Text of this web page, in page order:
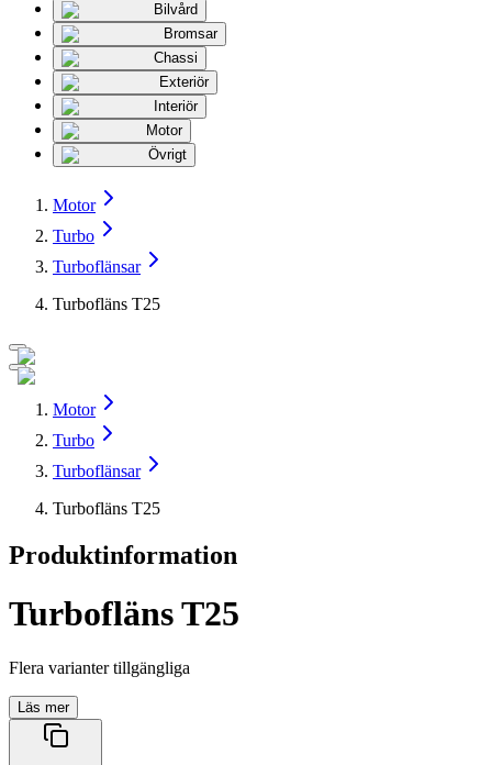
Bilvård
Bromsar
Chassi
Exteriör
Interiör
Motor
Övrigt
Motor
Turbo
Turboflänsar
Turbofläns T25
Motor
Turbo
Turboflänsar
Turbofläns T25
Produktinformation
Turbofläns T25
Flera varianter tillgängliga
Läs mer